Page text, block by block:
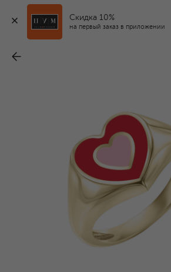
Скидка 10%
на первый заказ в приложении
LUCKY ZNAKY